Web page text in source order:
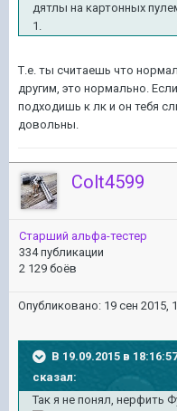
дятлы на картонных
1.
Т.е. ты считаешь что
другим, это нормально.
подходишь к лк и он тебя
довольны.
Colt4599
Старший альфа-тестер
334 публикации
2 129 боёв
Опубликовано: 19 сен 2015,
В 19.09.2015 в
сказал:
Так я не понял, нерфить